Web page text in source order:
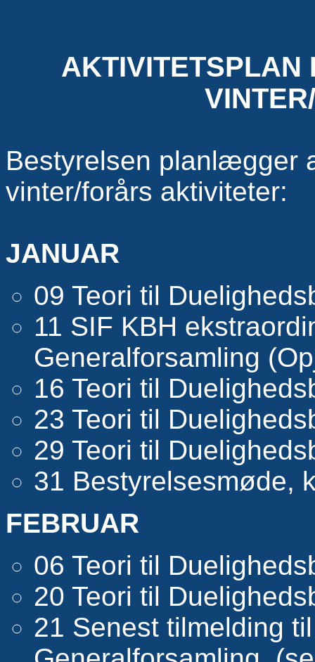
AKTIVITETSPLAN
Bestyrelsen planlægger
vinter/forårs aktiviteter:
JANUAR
09 Teori til
11 SIF KBH
Generalforsamling
16 Teori til
23 Teori til
29 Teori til
31 Bestyrelsesmøde,
FEBRUAR
06 Teori til
20 Teori til
21 Senest tilmelding